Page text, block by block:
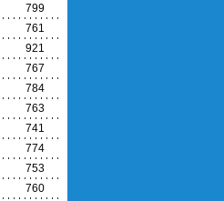
799
761
921
767
784
763
741
774
753
760